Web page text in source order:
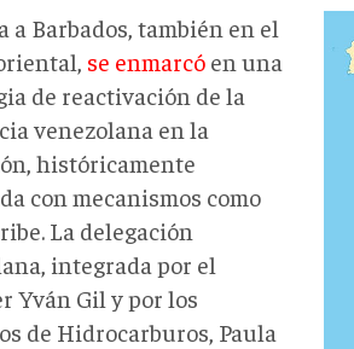
a Barbados, también en el
se enmarcó en una
de reactivación de la
venezolana en la
históricamente
con mecanismos como
La delegación
integrada por el
Yván Gil y por los
de Hidrocarburos, Paula